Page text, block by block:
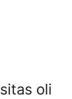
oli